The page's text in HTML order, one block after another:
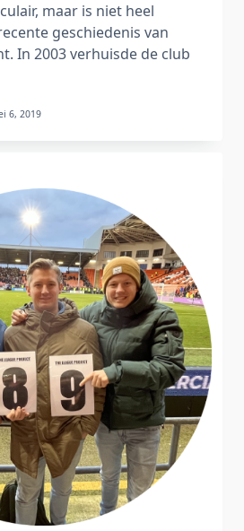
maar is niet heel
geschiedenis van
In 2003 verhuisde de club
6, 2019